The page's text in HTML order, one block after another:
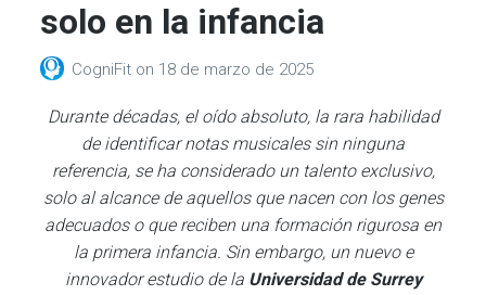
solo en la infancia
CogniFit on 18 de marzo de 2025
Durante décadas, el oído absoluto, la rara habilidad
de identificar notas musicales sin ninguna
referencia, se ha considerado un talento exclusivo,
solo al alcance de aquellos que nacen con los genes
adecuados o que reciben una formación rigurosa en
la primera infancia. Sin embargo, un nuevo e
innovador estudio de la Universidad de Surrey